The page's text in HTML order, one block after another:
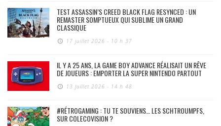
TEST ASSASSIN’S CREED BLACK FLAG RESYNCED : UN
REMASTER SOMPTUEUX QUI SUBLIME UN GRAND
CLASSIQUE
17 juillet 2026 - 10 h 37
IL Y A 25 ANS, LA GAME BOY ADVANCE RÉALISAIT UN RÊVE
DE JOUEURS : EMPORTER LA SUPER NINTENDO PARTOUT
13 juillet 2026 - 14 h 48
#RÉTROGAMING : TU TE SOUVIENS… LES SCHTROUMPFS,
SUR COLECOVISION ?